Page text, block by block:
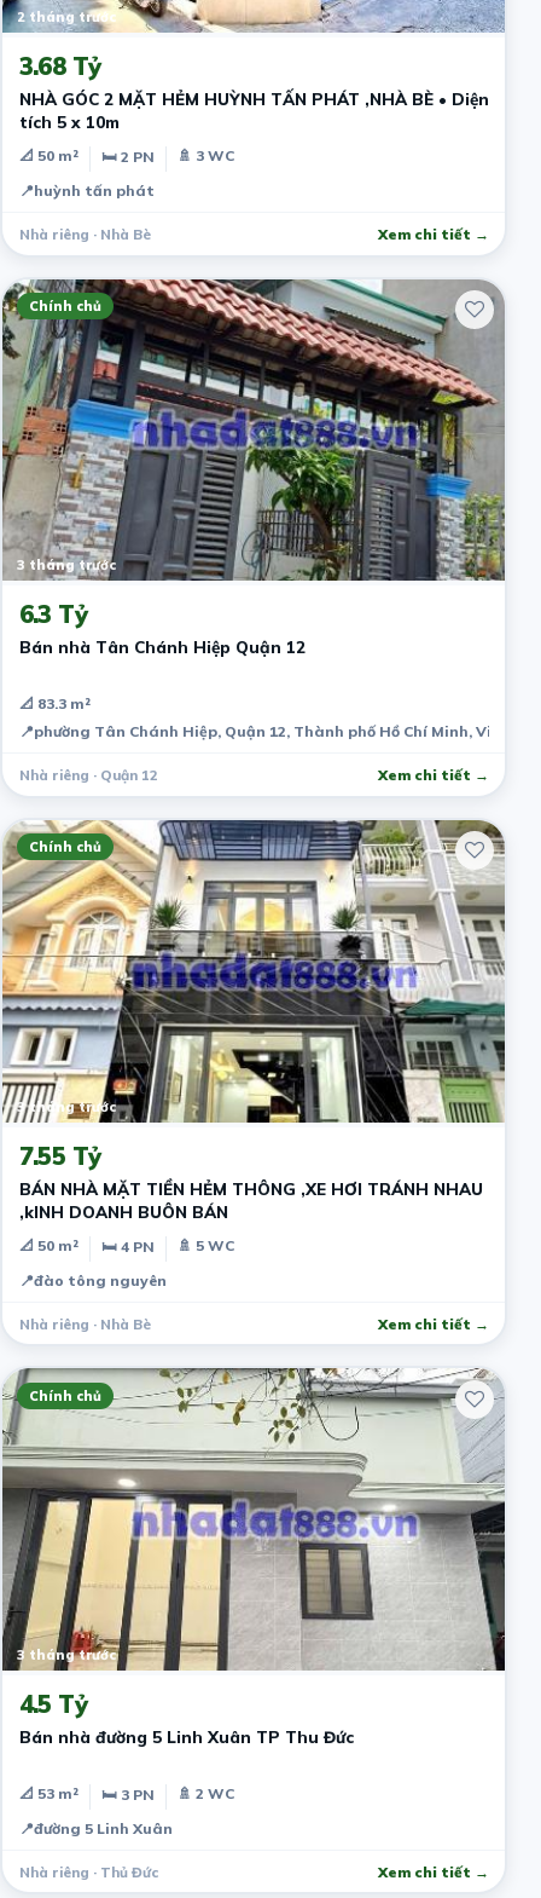
2 tháng trước
3.68 Tỷ
NHÀ GÓC 2 MẶT HẺM HUỲNH TẤN PHÁT ,NHÀ BÈ • Diện
tích 5 x 10m
📐 50 m² 🛏 2 PN
🚿 3 WC
📍huỳnh tấn phát
Nhà riêng · Nhà Bè Xem chi tiết →
Chính chủ
3 tháng trước
6.3 Tỷ
Bán nhà Tân Chánh Hiệp Quận 12
📐 83.3 m²
📍phường Tân Chánh Hiệp, Quận 12, Thành phố Hồ Chí Minh, Việt
Nhà riêng · Quận 12 Xem chi tiết →
Chính chủ
3 tháng trước
7.55 Tỷ
BÁN NHÀ MẶT TIỀN HẺM THÔNG ,XE HƠI TRÁNH NHAU
,kINH DOANH BUÔN BÁN
📐 50 m² 🛏 4 PN
🚿 5 WC
📍đào tông nguyên
Nhà riêng · Nhà Bè Xem chi tiết →
Chính chủ
3 tháng trước
4.5 Tỷ
Bán nhà đường 5 Linh Xuân TP Thu Đức
📐 53 m² 🛏 3 PN
🚿 2 WC
📍đường 5 Linh Xuân
Nhà riêng · Thủ Đức Xem chi tiết →